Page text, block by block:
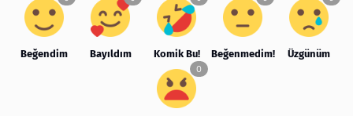
Beğendim Bayıldım Komik Bu! Beğenmedim! Üzgünüm